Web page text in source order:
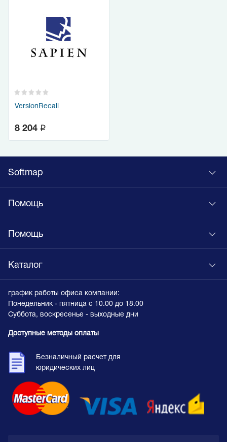
VersionRecall
8 204 q
Softmap
Помощь
Помощь
Каталог
график работы офиса компании:
Понедельник - пятница с 10.00 до 18.00
Суббота, воскресенье - выходные дни
Доступные методы оплаты
Безналичный расчет для
юридических лиц